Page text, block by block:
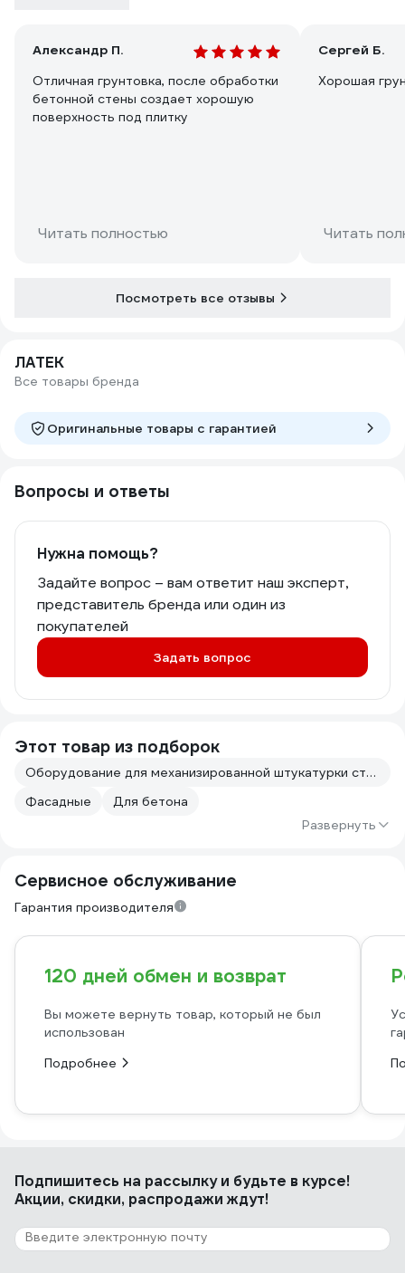
Александр П.
Отличная грунтовка, после обработки
бетонной стены создает хорошую
поверхность под плитку
Читать полностью
Сергей Б.
Хорошая
Читать
Посмотреть все отзывы
ЛАТЕК
Все товары бренда
Оригинальные товары c гарантией
Вопросы и ответы
Нужна помощь?
Задайте вопрос – вам ответит наш эксперт,
представитель бренда или один из
покупателей
Задать вопрос
Этот товар из подборок
Оборудование для механизированной штукатурки стен
Фасадные
Для бетона
Развернуть
Сервисное обслуживание
Гарантия производителя
120 дней обмен и возврат
Вы можете вернуть товар, который не был
использован
Подробнее
Подпишитесь на рассылкуи будьте в курсе!
Акции, скидки, распродажи ждут!